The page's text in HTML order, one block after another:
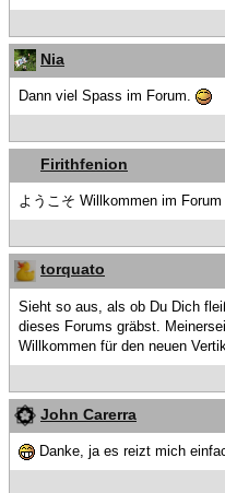
Nia
Dann viel Spass im Forum.
Firithfenion
ようこそ Willkommen im Forum
torquato
Sieht so aus, als ob Du Dich
dieses Forums gräbst.
Willkommen für den neuen
John Carerra
Danke, ja es reizt mich